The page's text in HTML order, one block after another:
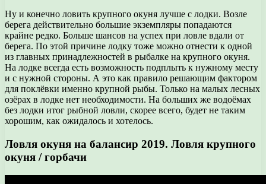
Ну и конечно ловить крупного окуня лучше с лодки. Возле
берега действительно большие экземпляры попадаются
крайне редко. Больше шансов на успех при ловле вдали от
берега. По этой причине лодку тоже можно отнести к одной
из главных принадлежностей в рыбалке на крупного окуня.
На лодке всегда есть возможность подплыть к нужному месту
и с нужной стороны. А это как правило решающим фактором
для поклёвки именно крупной рыбы. Только на малых лесных
озёрах в лодке нет необходимости. На больших же водоёмах
без лодки итог рыбной ловли, скорее всего, будет не таким
хорошим, как ожидалось и хотелось.
Ловля окуня на балансир 2019. Ловля крупного
окуня / горбачи